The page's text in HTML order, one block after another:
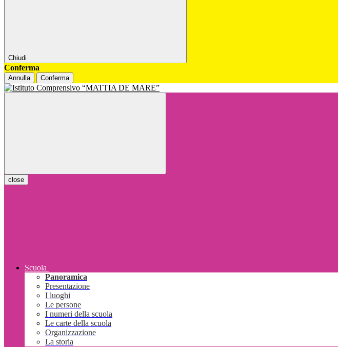
Chiudi
Conferma
Annulla Conferma
close
Scuola
Panoramica
Presentazione
I luoghi
Le persone
I numeri della scuola
Le carte della scuola
Organizzazione
La storia